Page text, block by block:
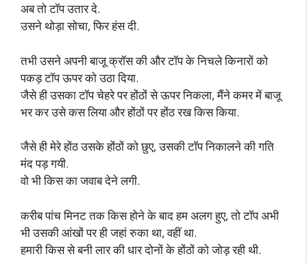
अब तो टॉप उतार दे.
उसने थोड़ा सोचा, फिर हंस दी.
तभी उसने अपनी बाजू क्रॉस की और टॉप के निचले किनारों को
पकड़ टॉप ऊपर को उठा दिया.
जैसे ही उसका टॉप चेहरे पर होंठों से ऊपर निकला, मैंने कमर में बाजू
भर कर उसे कस लिया और होंठों पर होंठ रख किस किया.
जैसे ही मेरे होंठ उसके होंठों को छुए, उसकी टॉप निकालने की गति
मंद पड़ गयी.
वो भी किस का जवाब देने लगी.
करीब पांच मिनट तक किस होने के बाद हम अलग हुए, तो टॉप अभी
भी उसकी आंखों पर ही जहां रुका था, वहीं था.
हमारी किस से बनी लार की धार दोनों के होंठों को जोड़ रही थी.